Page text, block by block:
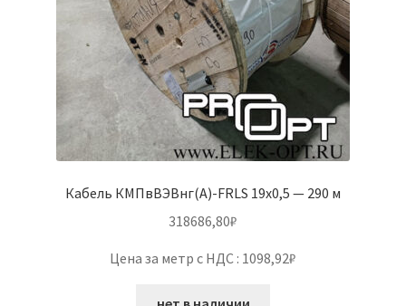
Кабель КМПвВЭВнг(А)-FRLS 19х0,5 — 290 м
318686,80₽
Цена за метр с НДС : 1098,92₽